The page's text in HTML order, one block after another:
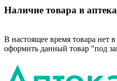
Наличие товара в
В настоящее время товара нет
оформить данный товар "под